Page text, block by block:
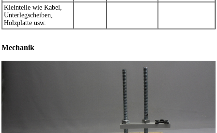
Kleinteile wie Kabel,
Unterlegscheiben,
Holzplatte usw.
Mechanik